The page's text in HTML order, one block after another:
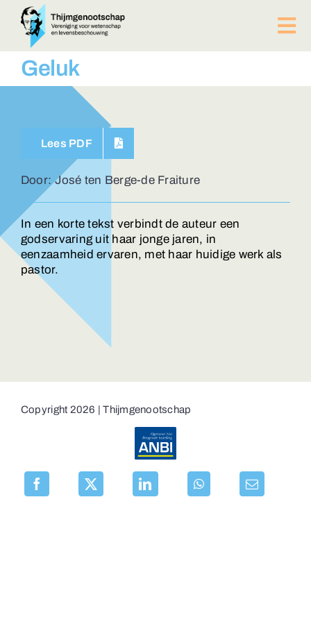
naar
inhoud
BIJEENKOMSTEN
Afdelingen
Lid worden?
Contact
ZOEKEN
NAAR:
Geluk
Lees PDF
Door: José ten Berge-de Fraiture
In een korte tekst verbindt de auteur een
godservaring uit haar jonge jaren, in
eenzaamheid ervaren, met haar huidige werk als
pastor.
Copyright 2026 | Thijmgenootschap